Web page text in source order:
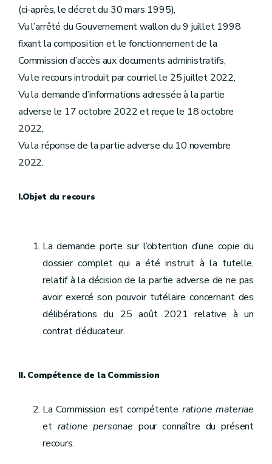
(ci-après, le décret du 30 mars 1995),
Vu l’arrêté du Gouvernement wallon du 9 juillet 1998
fixant la composition et le fonctionnement de la
Commission d’accès aux documents administratifs,
Vu le recours introduit par courriel le 25 juillet 2022,
Vu la demande d’informations adressée à la partie
adverse le 17 octobre 2022 et reçue le 18 octobre
2022,
Vu la réponse de la partie adverse du 10 novembre
2022.
I.Objet du recours
La demande porte sur l’obtention d’une copie du
dossier complet qui a été instruit à la tutelle,
relatif à la décision de la partie adverse de ne pas
avoir exercé son pouvoir tutélaire concernant des
délibérations du 25 août 2021 relative à un
contrat d’éducateur.
II. Compétence de la Commission
La Commission est compétente ratione materiae
et ratione personae pour connaître du présent
recours.